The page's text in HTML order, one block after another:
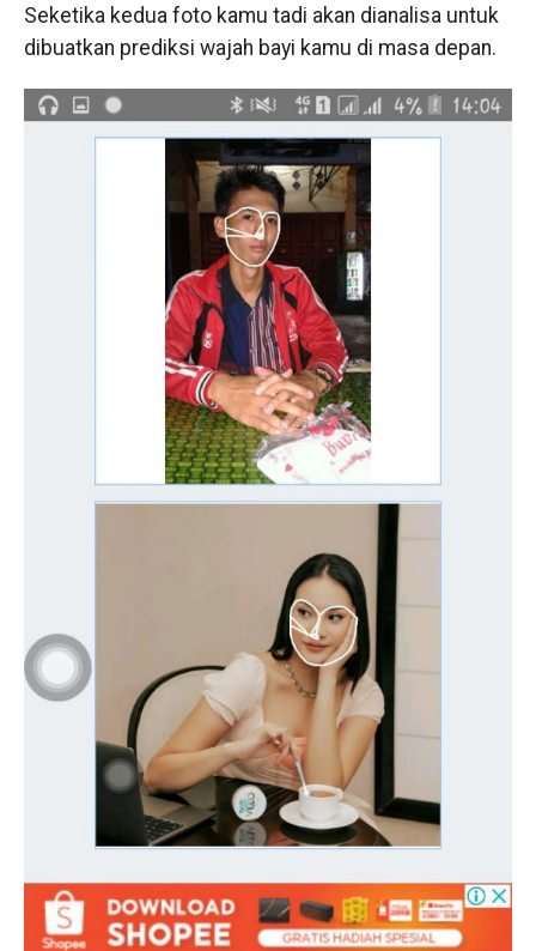
Seketika kedua foto kamu tadi akan dianalisa untuk
dibuatkan prediksi wajah bayi kamu di masa depan.